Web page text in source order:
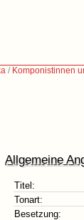
/ Komponistinnen
Allgemeine
Titel:
Tonart:
Besetzung: